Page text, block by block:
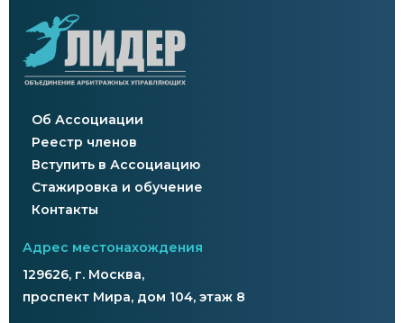
Об Ассоциации
Реестр членов
Вступить в Ассоциацию
Стажировка и обучение
Контакты
Адрес местонахождения
129626, г. Москва,
проспект Мира, дом 104, этаж 8